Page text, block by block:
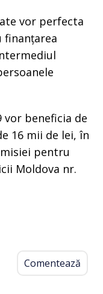
vor perfecta
finanțarea
vor beneficia de
16 mii de lei, în
pentru
Moldova nr.
Comentează